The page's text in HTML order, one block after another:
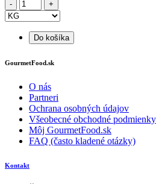
Do košíka
GourmetFood.sk
O nás
Partneri
Ochrana osobných údajov
Všeobecné obchodné podmienky
Môj GourmetFood.sk
FAQ (často kladené otázky)
Kontakt